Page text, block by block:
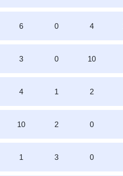
6 0 4
3 0 10
4 1 2
10 2 0
1 3 0